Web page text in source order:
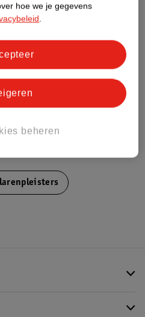
hoe we je gegevens
.
beheren